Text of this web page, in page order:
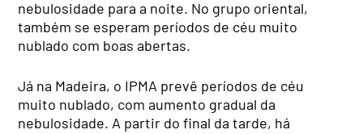
nebulosidade para a noite. No grupo oriental,
também se esperam períodos de céu muito
nublado com boas abertas.
Já na Madeira, o IPMA prevê períodos de céu
muito nublado, com aumento gradual da
nebulosidade. A partir do final da tarde, há